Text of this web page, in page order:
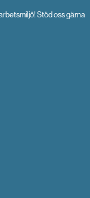
Stöd oss gärna